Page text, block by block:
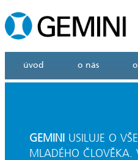
úvod o nás
GEMINI
USILUJE O
MLADÉHO ČLOVĚKA.